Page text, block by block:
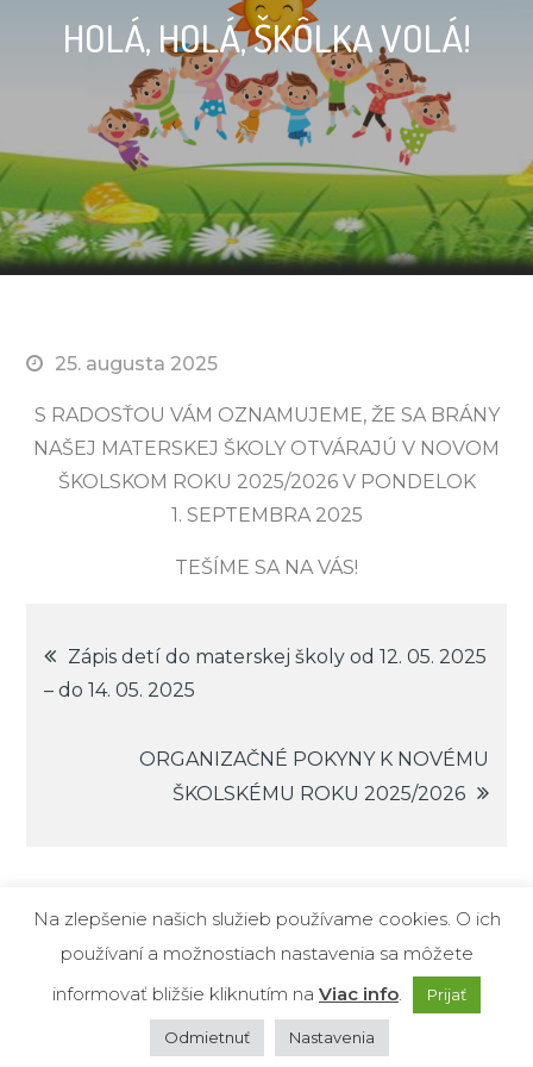
HOLÁ, HOLÁ, ŠKÔLKA VOLÁ!
25. augusta 2025
S RADOSŤOU VÁM OZNAMUJEME, ŽE SA BRÁNY
NAŠEJ MATERSKEJ ŠKOLY OTVÁRAJÚ V NOVOM
ŠKOLSKOM ROKU 2025/2026 V PONDELOK
1. SEPTEMBRA 2025
TEŠÍME SA NA VÁS!
Navigácia
Zápis detí do materskej školy od 12. 05. 2025
– do 14. 05. 2025
ORGANIZAČNÉ POKYNY K NOVÉMU
ŠKOLSKÉMU ROKU 2025/2026
Copyright © MŠ Zádubnie. Všetky práva
vyhradené. Theme Creativ Kids Education by
Creativ Themes| implementácia Libor Štípala
Na zlepšenie našich služieb používame cookies. O ich
používaní a možnostiach nastavenia sa môžete
informovať bližšie kliknutím na Viac info. Prijať
Odmietnuť Nastavenia